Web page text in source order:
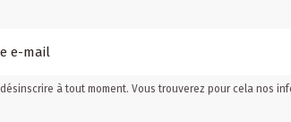
à tout moment. Vous trouverez pour cela nos